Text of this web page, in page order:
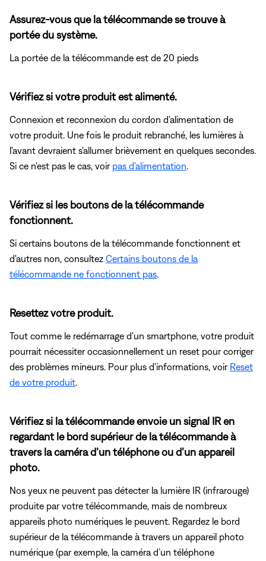
Assurez-vous que la télécommande se trouve à
portée du système.
La portée de la télécommande est de 20 pieds
Vérifiez si votre produit est alimenté.
Connexion et reconnexion du cordon d'alimentation de
votre produit. Une fois le produit rebranché, les lumières à
l'avant devraient s'allumer brièvement en quelques secondes.
Si ce n'est pas le cas, voir pas d'alimentation
Vérifiez si les boutons de la télécommande
fonctionnent.
Si certains boutons de la télécommande fonctionnent et
d'autres non, consultez Certains boutons de la
télécommande ne fonctionnent pas
Resettez votre produit.
Tout comme le redémarrage d'un smartphone, votre produit
pourrait nécessiter occasionnellement un reset pour corriger
des problèmes mineurs. Pour plus d'informations, voir Reset
de votre produit
Vérifiez si la télécommande envoie un signal IR en
regardant le bord supérieur de la télécommande à
travers la caméra d’un téléphone ou d’un appareil
photo.
Nos yeux ne peuvent pas détecter la lumière IR (infrarouge)
produite par votre télécommande, mais de nombreux
appareils photo numériques le peuvent. Regardez le bord
supérieur de la télécommande à travers un appareil photo
numérique (par exemple, la caméra d’un téléphone